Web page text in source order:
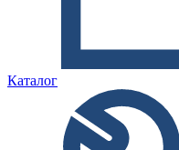
Каталог